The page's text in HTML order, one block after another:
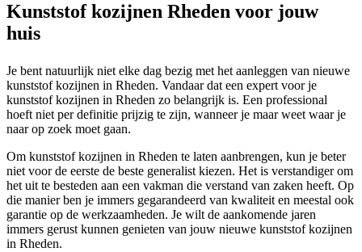
Kunststof kozijnen Rheden voor jouw
huis
Je bent natuurlijk niet elke dag bezig met het aanleggen van nieuwe
kunststof kozijnen in Rheden. Vandaar dat een expert voor je
kunststof kozijnen in Rheden zo belangrijk is. Een professional
hoeft niet per definitie prijzig te zijn, wanneer je maar weet waar je
naar op zoek moet gaan.
Om kunststof kozijnen in Rheden te laten aanbrengen, kun je beter
niet voor de eerste de beste generalist kiezen. Het is verstandiger om
het uit te besteden aan een vakman die verstand van zaken heeft. Op
die manier ben je immers gegarandeerd van kwaliteit en meestal ook
garantie op de werkzaamheden. Je wilt de aankomende jaren
immers gerust kunnen genieten van jouw nieuwe kunststof kozijnen
in Rheden.